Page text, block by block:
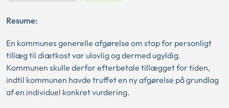
Resume:
En kommunes generelle afgørelse om stop for personligt
tillæg til diætkost var ulovlig og dermed ugyldig.
Kommunen skulle derfor efterbetale tillægget for tiden,
indtil kommunen havde truffet en ny afgørelse på grundlag
af en individuel konkret vurdering.